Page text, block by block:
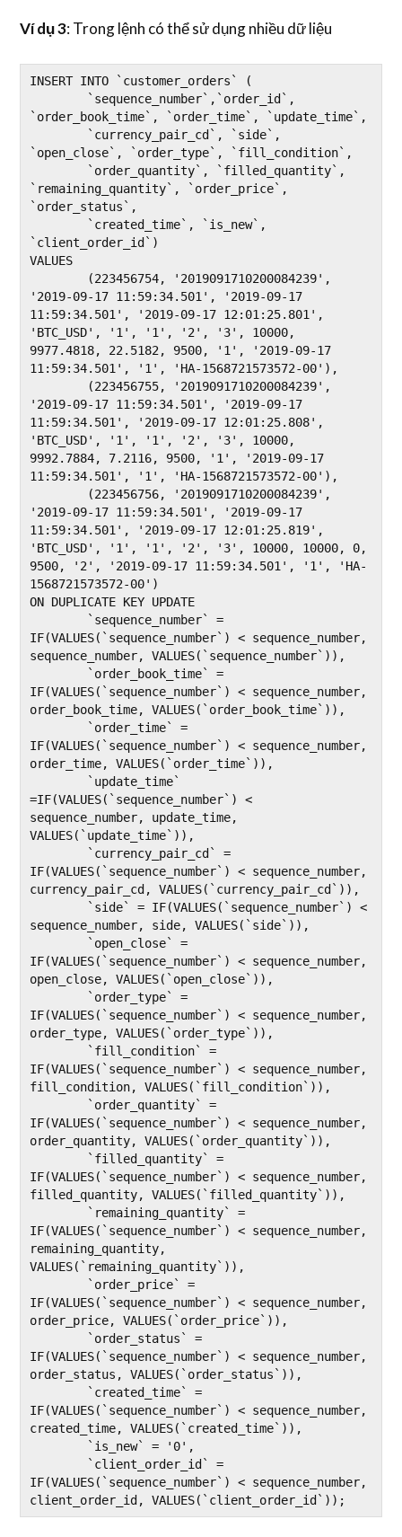
Ví dụ 3: Trong lệnh có thể sử dụng nhiều dữ liệu
INSERT INTO `customer_orders` (
`order_book_time`, `order_time`, `update_time`,
`open_close`, `order_type`, `fill_condition`,
`remaining_quantity`, `order_price`,
`order_status`,
`client_order_id`)
VALUES
'2019-09-17 11:59:34.501', '2019-09-17
11:59:34.501', '2019-09-17 12:01:25.801',
'BTC_USD', '1', '1', '2', '3', 10000,
9977.4818, 22.5182, 9500, '1', '2019-09-17
11:59:34.501', '1', 'HA-1568721573572-00'),
'2019-09-17 11:59:34.501', '2019-09-17
11:59:34.501', '2019-09-17 12:01:25.808',
'BTC_USD', '1', '1', '2', '3', 10000,
9992.7884, 7.2116, 9500, '1', '2019-09-17
11:59:34.501', '1', 'HA-1568721573572-00'),
'2019-09-17 11:59:34.501', '2019-09-17
11:59:34.501', '2019-09-17 12:01:25.819',
'BTC_USD', '1', '1', '2', '3', 10000, 10000, 0,
9500, '2', '2019-09-17 11:59:34.501', '1', 'HA-
1568721573572-00')
ON DUPLICATE KEY UPDATE
IF(VALUES(`sequence_number`) < sequence_number,
sequence_number, VALUES(`sequence_number`)),
IF(VALUES(`sequence_number`) < sequence_number,
order_book_time, VALUES(`order_book_time`)),
IF(VALUES(`sequence_number`) < sequence_number,
order_time, VALUES(`order_time`)),
=IF(VALUES(`sequence_number`) <
sequence_number, update_time,
VALUES(`update_time`)),
IF(VALUES(`sequence_number`) < sequence_number,
currency_pair_cd, VALUES(`currency_pair_cd`)),
sequence_number, side, VALUES(`side`)),
IF(VALUES(`sequence_number`) < sequence_number,
open_close, VALUES(`open_close`)),
IF(VALUES(`sequence_number`) < sequence_number,
order_type, VALUES(`order_type`)),
IF(VALUES(`sequence_number`) < sequence_number,
fill_condition, VALUES(`fill_condition`)),
IF(VALUES(`sequence_number`) < sequence_number,
order_quantity, VALUES(`order_quantity`)),
IF(VALUES(`sequence_number`) < sequence_number,
filled_quantity, VALUES(`filled_quantity`)),
IF(VALUES(`sequence_number`) < sequence_number,
remaining_quantity,
VALUES(`remaining_quantity`)),
IF(VALUES(`sequence_number`) < sequence_number,
order_price, VALUES(`order_price`)),
IF(VALUES(`sequence_number`) < sequence_number,
order_status, VALUES(`order_status`)),
IF(VALUES(`sequence_number`) < sequence_number,
created_time, VALUES(`created_time`)),
IF(VALUES(`sequence_number`) < sequence_number,